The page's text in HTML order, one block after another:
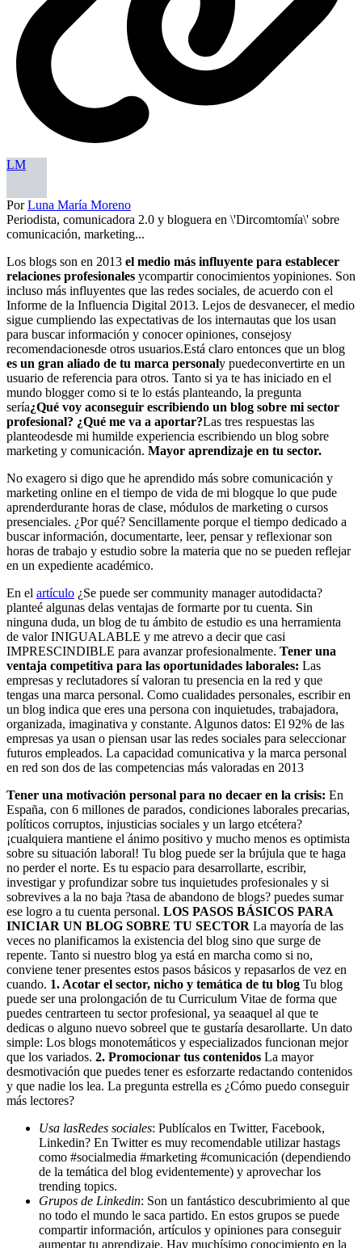
LM
PorLuna María Moreno
Periodista, comunicadora 2.0 y bloguera en \'Dircomtomía\' sobre
comunicación, marketing...
Los blogs son en 2013 el medio más influyente para establecer
relaciones profesionales ycompartir conocimientos yopiniones. Son
incluso más influyentes que las redes sociales, de acuerdo con el
Informe de la Influencia Digital 2013. Lejos de desvanecer, el medio
sigue cumpliendo las expectativas de los internautas que los usan
para buscar información y conocer opiniones, consejosy
recomendacionesde otros usuarios.Está claro entonces que un blog
es un gran aliado de tu marca personaly puedeconvertirte en un
usuario de referencia para otros. Tanto si ya te has iniciado en el
mundo blogger como si te lo estás planteando, la pregunta
sería¿Qué voy aconseguir escribiendo un blog sobre mi sector
profesional? ¿Qué me va a aportar?Las tres respuestas las
planteodesde mi humilde experiencia escribiendo un blog sobre
marketing y comunicación. Mayor aprendizaje en tu sector.
No exagero si digo que he aprendido más sobre comunicación y
marketing online en el tiempo de vida de mi blogque lo que pude
aprenderdurante horas de clase, módulos de marketing o cursos
presenciales. ¿Por qué? Sencillamente porque el tiempo dedicado a
buscar información, documentarte, leer, pensar y reflexionar son
horas de trabajo y estudio sobre la materia que no se pueden reflejar
en un expediente académico.
En el artículo ¿Se puede ser community manager autodidacta?
planteé algunas delas ventajas de formarte por tu cuenta. Sin
ninguna duda, un blog de tu ámbito de estudio es una herramienta
de valor INIGUALABLE y me atrevo a decir que casi
IMPRESCINDIBLE para avanzar profesionalmente. Tener una
ventaja competitiva para las oportunidades laborales: Las
empresas y reclutadores sí valoran tu presencia en la red y que
tengas una marca personal. Como cualidades personales, escribir en
un blog indica que eres una persona con inquietudes, trabajadora,
organizada, imaginativa y constante. Algunos datos: El 92% de las
empresas ya usan o piensan usar las redes sociales para seleccionar
futuros empleados. La capacidad comunicativa y la marca personal
en red son dos de las competencias más valoradas en 2013
Tener una motivación personal para no decaer en la crisis: En
España, con 6 millones de parados, condiciones laborales precarias,
políticos corruptos, injusticias sociales y un largo etcétera?
¡cualquiera mantiene el ánimo positivo y mucho menos es optimista
sobre su situación laboral! Tu blog puede ser la brújula que te haga
no perder el norte. Es tu espacio para desarrollarte, escribir,
investigar y profundizar sobre tus inquietudes profesionales y si
sobrevives a la no baja ?tasa de abandono de blogs? puedes sumar
ese logro a tu cuenta personal. LOS PASOS BÁSICOS PARA
INICIAR UN BLOG SOBRE TU SECTOR La mayoría de las
veces no planificamos la existencia del blog sino que surge de
repente. Tanto si nuestro blog ya está en marcha como si no,
conviene tener presentes estos pasos básicos y repasarlos de vez en
cuando. 1. Acotar el sector, nicho y temática de tu blog Tu blog
puede ser una prolongación de tu Curriculum Vitae de forma que
puedes centrarteen tu sector profesional, ya seaaquel al que te
dedicas o alguno nuevo sobreel que te gustaría desarollarte. Un dato
simple: Los blogs monotemáticos y especializados funcionan mejor
que los variados. 2. Promocionar tus contenidos La mayor
desmotivación que puedes tener es esforzarte redactando contenidos
y que nadie los lea. La pregunta estrella es ¿Cómo puedo conseguir
más lectores?
Usa lasRedes sociales: Publícalos en Twitter, Facebook,
Linkedin? En Twitter es muy recomendable utilizar hastags
como #socialmedia #marketing #comunicación (dependiendo
de la temática del blog evidentemente) y aprovechar los
trending topics.
Grupos de Linkedin: Son un fantástico descubrimiento al que
no todo el mundo le saca partido. En estos grupos se puede
compartir información, artículos y opiniones para conseguir
aumentar tu aprendizaje. Hay muchísimo conocimiento en la